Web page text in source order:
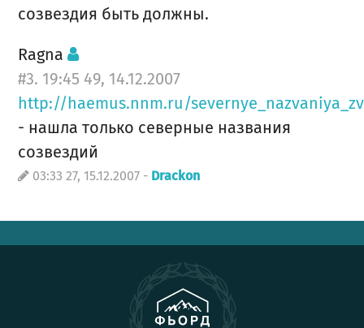
созвездия быть должны.
Ragna
#3. 19:45 49, 14.12.2007
http://haemus.nnm.ru/
- нашла только северные названия
созвездий
03:33 27, 15.12.2007 - Drackon